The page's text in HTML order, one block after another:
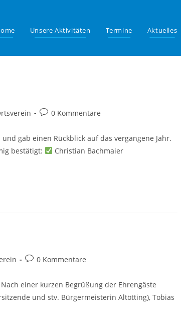
Unsere Aktivitäten Termine Aktuelles
Beitrags-
0 Kommentare
gab einen Rückblick auf das vergangene Jahr.
bestätigt:
Christian Bachmaier
Beitrags-
0 Kommentare
einer kurzen Begrüßung der Ehrengäste
und stv. Bürgermeisterin Altötting), Tobias